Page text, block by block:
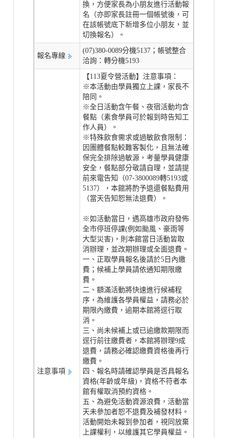
換，方便家長為小朋友進行活動報
名（亦即家長註冊一個帳號後，可
在該帳號底下新增多位小朋友，並
切換報名）。
報名專線
(07)380-0089分機5137；帳號整合
洽詢：轉分機5193
注意事項
【113夏令營活動】注意事項：
※本活動由學員獨立上課，家長不
陪同。
※全日活動含午餐、夜宿活動均含
餐點（素食學員可於報到時告知工
作人員）。
※特殊飲食需求或過敏飲食限制：
因團體餐點較難客製化，且無法確
保完全排除過敏源，考量學員健康
安全，餐點部分敬請自理，並請提
前來電告知（07-3800089轉5193或
5137），本館將酌予退還餐點費用
（當天告知恕無法退費）。
※如活動當日，遇高雄市政府發佈
全市停班停課(例如颱風、豪雨等
大型災害)，則本館當日活動皆取
消辦理，並改期辦理或全面退費。
一、正取學員報名後請於5日內繳
費；候補上學員請依通知期限繳
費。
二、額滿活動將快速進行候補程
序，為維護各學員權益，請務必於
期限內繳費，逾期本館將逕行取
消。
三、尚未候補上或已逾繳款期限而
逕行前往繳費者，本館將辦理9成
退費，請務必確認繳費資格後再行
繳費。
四、報名時請確認學員是否具報名
資格(年齡或年級)，資格不符者本
館有權取消預約資格。
五、為避免活動資源浪費，活動當
天未參加者恕不退費及補發材料。
活動開始未報到參加者，視同放棄
上課權利，以維護其它學員權益。